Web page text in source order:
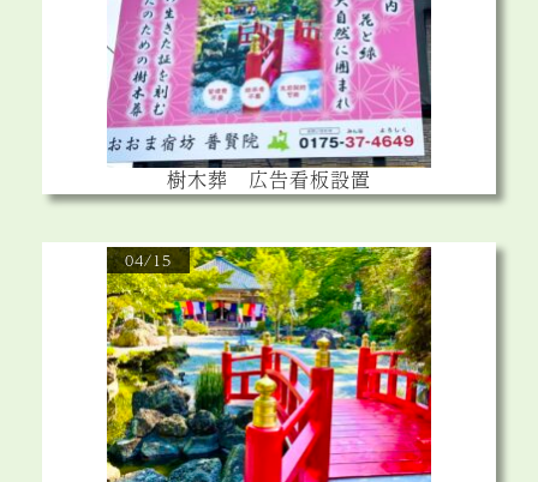
樹木葬 広告看板設置
04/15